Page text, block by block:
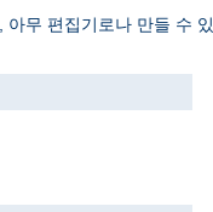
무 편집기로나 만들 수 있